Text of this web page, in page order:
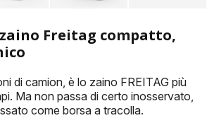
Freitag compatto,
di camion, è lo zaino FREITAG più
Ma non passa di certo inosservato,
come borsa a tracolla.